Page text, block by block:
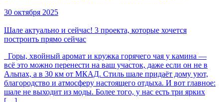
30 октября 2025
Шале актуально и сейчас! 3 проекта, которые хочется
построить прямо сейчас
Горы, хвойный аромат и кружка горячего чая у камина —
всё это можно перенести на ваш участок, даже если он не в
Альпах, а в 30 км от МКАД. Стиль шале придаёт дому уют,
благородство и атмосферу настоящего отдыха. И вот главное:
шале не выходит из моды. Более того, у нас есть три ярких